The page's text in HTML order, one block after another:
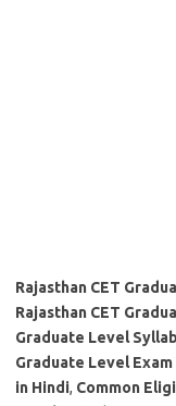
Rajasthan CET
Rajasthan CET
Graduate Level
Graduate Level
in Hindi, Common